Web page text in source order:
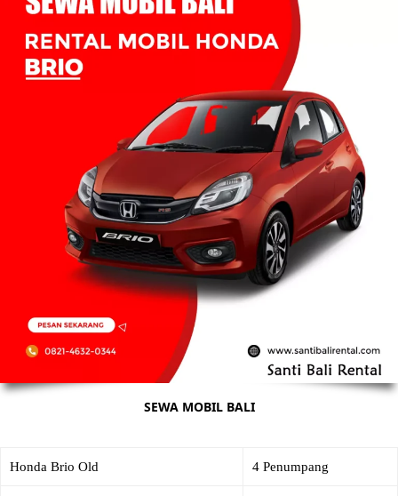
SEWA MOBIL BALI
Honda Brio Old 4 Penumpang